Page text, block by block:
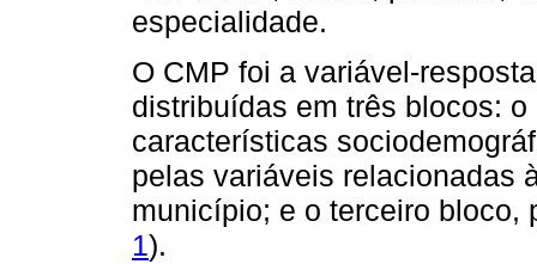
especialidade.
O CMP foi a variável-
distribuídas em três blocos:
características
pelas variáveis relacionadas
município; e o terceiro bloco,
1).